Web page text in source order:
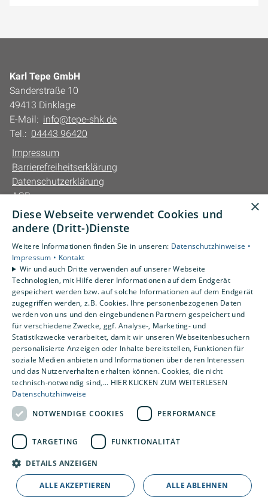
Karl Tepe GmbH
Sanderstraße 10
49413 Dinklage
E-Mail: info@tepe-shk.de
Tel.: 04443 96420
Impressum
Barrierefreiheitserklärung
Datenschutzerklärung
AGB
Unsere Bereiche
Gewerbekunden
Karriere
Unternehmen
Kontakt
×
Diese Webseite verwendet Cookies und
andere (Dritt-)Dienste
Weitere Informationen finden Sie in unseren: Datenschutzhinweise •
Impressum • Kontakt
Wir und auch Dritte verwenden auf unserer Webseite
Technologien, mit Hilfe derer Informationen auf dem Endgerät
gespeichert werden bzw. auf solche Informationen auf dem Endgerät
zugegriffen werden, z.B. Cookies. Ihre personenbezogenen Daten
werden von uns und den eingebundenen Partnern gespeichert und
für verschiedene Zwecke, ggf. Analyse-, Marketing- und
Statistikzwecke verarbeitet, damit wir unseren Webseitenbesuchern
personalisierte Anzeigen oder Inhalte bereitstellen, Funktionen für
soziale Medien anbieten und Informationen über deren Interessen
und das Nutzerverhalten erhalten können. Cookies, die nicht
technisch-notwendig sind,... HIER KLICKEN ZUM WEITERLESEN
Datenschutzhinweise
NOTWENDIGE COOKIES
PERFORMANCE
TARGETING FUNKTIONALITÄT
DETAILS ANZEIGEN
ALLE AKZEPTIEREN ALLE ABLEHNEN